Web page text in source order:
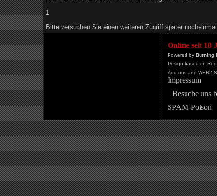
1
Bitte versuchen Sie einen weiteren Zugriff später
Online seit 18
Powered by Burning
Design based on
Add-ons and WEB2-
Impressum
Besuche uns
SPAM-Poison